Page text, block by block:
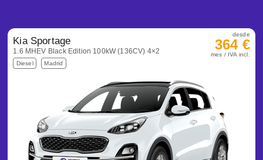
Kia Sportage
1.6 MHEV Black Edition 100kW (136CV) 4×2
Diesel Madrid
desde
364 €
mes / IVA incl.